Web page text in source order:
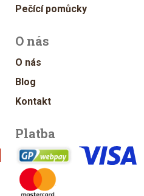
Pečící pomůcky
O nás
O nás
Blog
Kontakt
Platba